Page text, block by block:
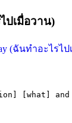
ปเมื่อวาน)
(ฉันทำอะไรไป
[what]